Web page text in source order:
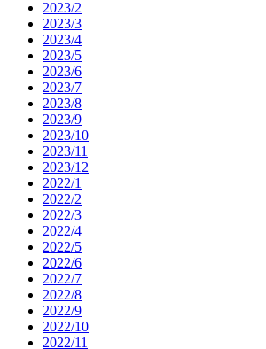
2023/2
2023/3
2023/4
2023/5
2023/6
2023/7
2023/8
2023/9
2023/10
2023/11
2023/12
2022/1
2022/2
2022/3
2022/4
2022/5
2022/6
2022/7
2022/8
2022/9
2022/10
2022/11